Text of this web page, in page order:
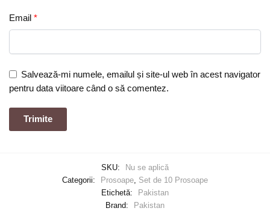
Email *
Salvează-mi numele, emailul și site-ul web în acest navigator
pentru data viitoare când o să comentez.
SKU:
Nu se aplică
Categorii:
Prosoape, Set de 10 Prosoape
Etichetă:
Pakistan
Brand:
Pakistan